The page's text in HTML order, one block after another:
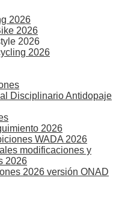
2026
2026
2026
2026
Disciplinario Antidopaje
2026
WADA 2026
modificaciones y
2026
2026 versión ONAD